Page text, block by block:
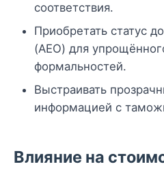
соответствия.
Приобретать статус
(AEO) для
формальностей.
Выстраивать
информацией с
Влияние на